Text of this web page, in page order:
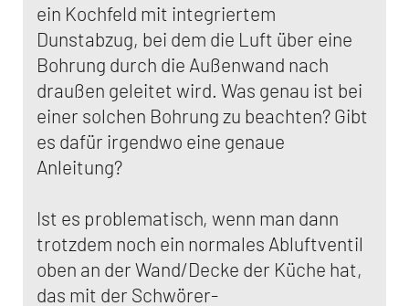
ein Kochfeld mit integriertem
Dunstabzug, bei dem die Luft über eine
Bohrung durch die Außenwand nach
draußen geleitet wird. Was genau ist bei
einer solchen Bohrung zu beachten? Gibt
es dafür irgendwo eine genaue
Anleitung?
Ist es problematisch, wenn man dann
trotzdem noch ein normales Abluftventil
oben an der Wand/Decke der Küche hat,
das mit der Schwörer-